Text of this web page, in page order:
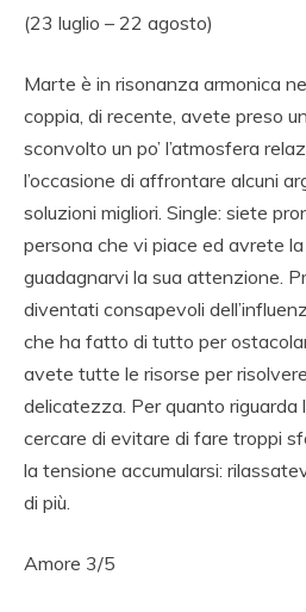
(23 luglio – 22 agosto)
Marte è in risonanza armonica
coppia, di recente, avete preso
sconvolto un po’ l’atmosfera
l’occasione di affrontare alcuni
soluzioni migliori. Single: siete
persona che vi piace ed avrete
guadagnarvi la sua attenzione.
diventati consapevoli
che ha fatto di tutto per
avete tutte le risorse per
delicatezza. Per quanto riguarda
cercare di evitare di fare troppi
la tensione accumularsi:
di più.
Amore 3/5